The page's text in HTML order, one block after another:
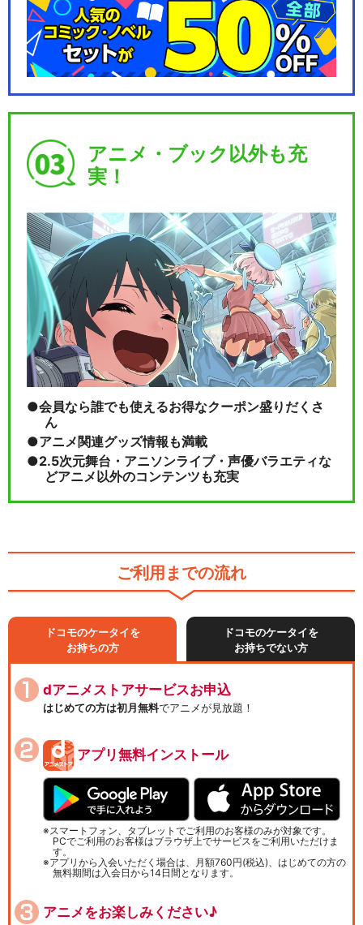
アニメ・ブック以外も充
実！
会員なら誰でも使えるお得なクーポン盛りだくさ
ん
アニメ関連グッズ情報も満載
2.5次元舞台・アニソンライブ・声優バラエティな
どアニメ以外のコンテンツも充実
ご利用までの流れ
ドコモのケータイを
お持ちの方
ドコモのケータイを
お持ちでない方
dアニメストアサービスお申込
はじめての方は初月無料でアニメが見放題！
アプリ無料インストール
スマートフォン、タブレットでご利用のお客様のみが対象です。
PCでご利用のお客様はブラウザ上でサービスをご利用いただけま
す。
アプリから入会いただく場合は、月額760円(税込)、はじめての方の
無料期間は入会日から14日間となります。
アニメをお楽しみください♪